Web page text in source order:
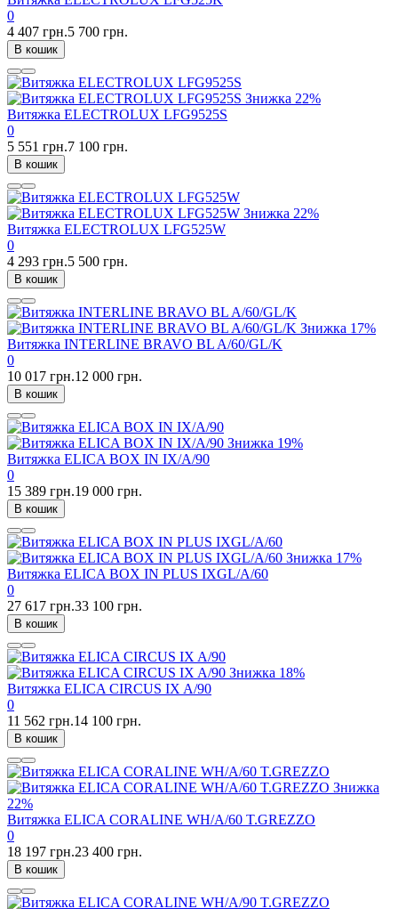
0
4 407 грн.5 700 грн.
В кошик
Знижка 22%
Витяжка ELECTROLUX LFG9525S
0
5 551 грн.7 100 грн.
В кошик
Знижка 22%
Витяжка ELECTROLUX LFG525W
0
4 293 грн.5 500 грн.
В кошик
Знижка 17%
Витяжка INTERLINE BRAVO BL A/60/GL/K
0
10 017 грн.12 000 грн.
В кошик
Знижка 19%
Витяжка ELICA BOX IN IX/A/90
0
15 389 грн.19 000 грн.
В кошик
Знижка 17%
Витяжка ELICA BOX IN PLUS IXGL/A/60
0
27 617 грн.33 100 грн.
В кошик
Знижка 18%
Витяжка ELICA CIRCUS IX A/90
0
11 562 грн.14 100 грн.
В кошик
Знижка
22%
Витяжка ELICA CORALINE WH/A/60 T.GREZZO
0
18 197 грн.23 400 грн.
В кошик